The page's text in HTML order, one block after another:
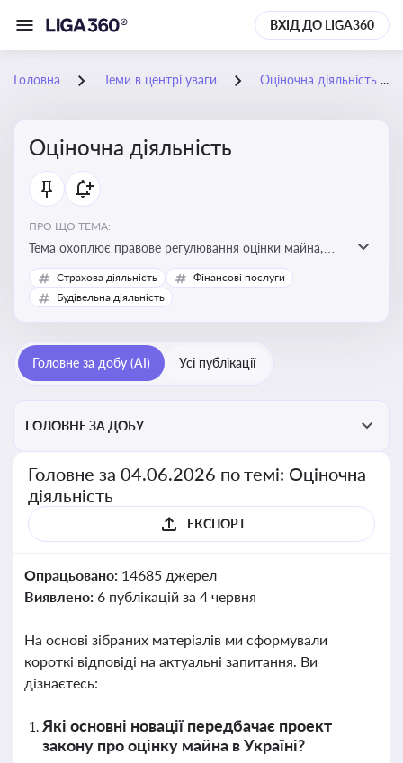
ВХІД ДО LIGA360
Головна Теми в центрі уваги Оціночна діяльність
Оціночна діяльність
ПРО ЩО ТЕМА:
Тема охоплює правове регулювання оцінки майна,
майнових прав і професійної діяльності оцінювачів,
включно з кваліфікаційними вимогами, звітністю та
корисне для власника бізнесу, керівника, юриста або
бухгалтера під час оподаткування, приватизації,
перевірки статусу суб'єктів оціночної діяльності
Страхова діяльність
Фінансові послуги
Будівельна діяльність
Головне за добу (AI) Усі публікації
ГОЛОВНЕ ЗА ДОБУ
Головне за 04.06.2026 по темі: Оціночна
діяльність
ЕКСПОРТ
Опрацьовано: 14685 джерел
Виявлено: 6 публікацій за 4 червня
На основі зібраних матеріалів ми сформували
короткі відповіді на актуальні запитання. Ви
дізнаєтесь:
Які основні новації передбачає проект
закону про оцінку майна в Україні?